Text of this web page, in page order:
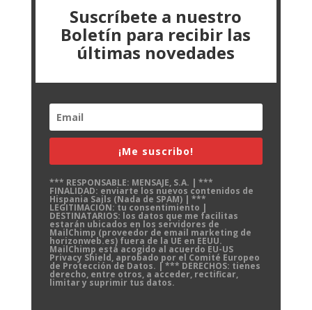
Suscríbete a nuestro
Boletín para recibir las
últimas novedades
¡Me suscribo!
*** RESPONSABLE: MENSAJE, S.A. | ***
FINALIDAD: enviarte los nuevos contenidos de
Hispania Sails (Nada de SPAM) | ***
LEGITIMACIÓN: tu consentimiento |
DESTINATARIOS: los datos que me facilitas
estarán ubicados en los servidores de
MailChimp (proveedor de email marketing de
horizonweb.es) fuera de la UE en EEUU.
MailChimp está acogido al acuerdo EU-US
Privacy Shield, aprobado por el Comité Europeo
de Protección de Datos. | *** DERECHOS: tienes
derecho, entre otros, a acceder, rectificar,
limitar y suprimir tus datos.